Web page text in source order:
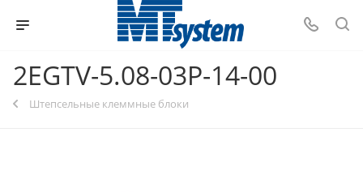
2EGTV-5.08-03P-14-00
Штепсельные клеммные блоки